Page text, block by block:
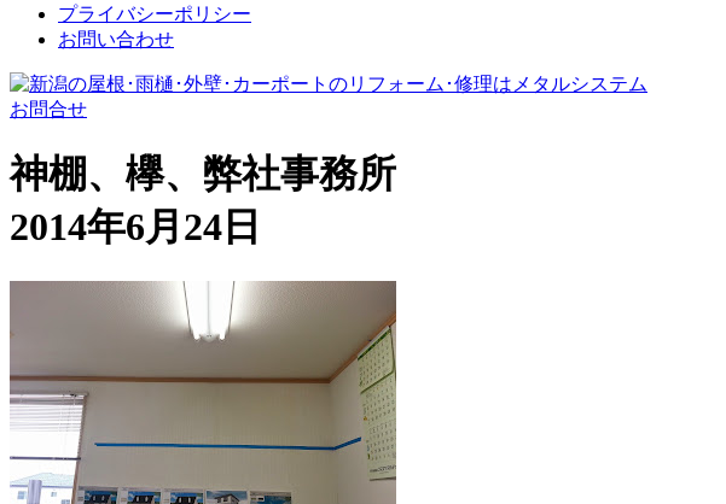
プライバシーポリシー
お問い合わせ
お問合せ
神棚、欅、弊社事務所
2014年6月24日